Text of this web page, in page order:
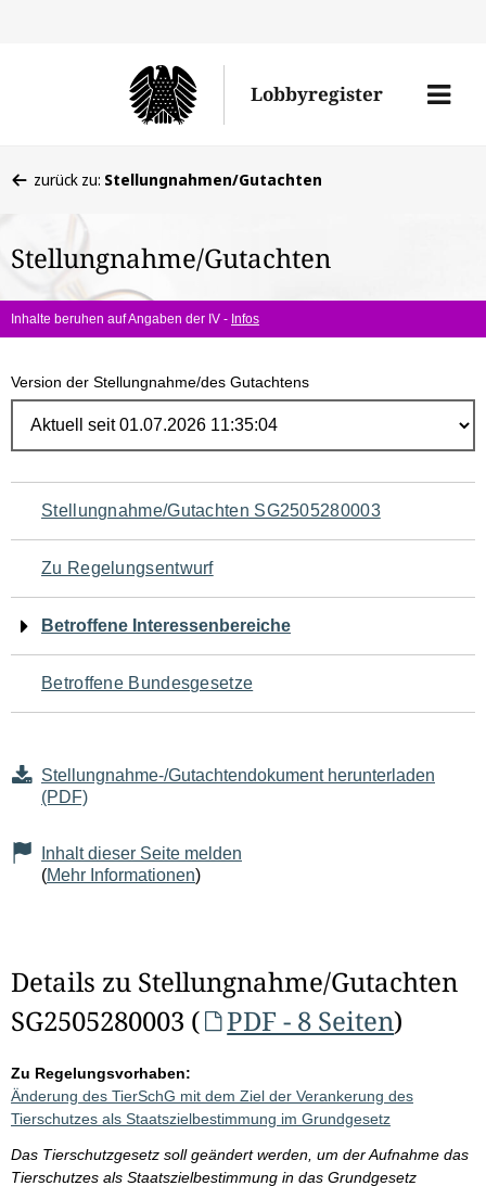
Lobbyregister
Menü
befinden
hier:
zurück zu: Stellungnahmen/Gutachten
Stellungnahme/Gutachten
Inhalte beruhen auf Angaben der IV - Infos
Version der Stellungnahme/des Gutachtens
Navigation
für
den
Seiteninhalt
Stellungnahme/Gutachten SG2505280003
Zu Regelungsentwurf
Betroffene Interessenbereiche
Betroffene Bundesgesetze
Stellungnahme-/Gutachtendokument herunterladen
(PDF)
Inhalt dieser Seite melden
(Mehr Informationen)
Details zu Stellungnahme/Gutachten
SG2505280003 (
PDF - 8 Seiten)
Zu Regelungsvorhaben:
Änderung des TierSchG mit dem Ziel der Verankerung des
Tierschutzes als Staatszielbestimmung im Grundgesetz
Das Tierschutzgesetz soll geändert werden, um der Aufnahme das
Tierschutzes als Staatszielbestimmung in das Grundgesetz